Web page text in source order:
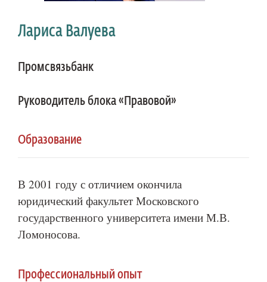
Лариса Валуева
Промсвязьбанк
Руководитель блока «Правовой»
Образование
В 2001 году с отличием окончила
юридический факультет Московского
государственного университета имени М.В.
Ломоносова.
Профессиональный опыт